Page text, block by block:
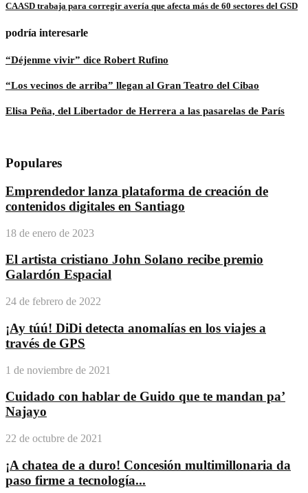
CAASD trabaja para corregir avería que afecta más de 60 sectores del GSD
podría interesarle
“Déjenme vivir” dice Robert Rufino
“Los vecinos de arriba” llegan al Gran Teatro del Cibao
Elisa Peña, del Libertador de Herrera a las pasarelas de París
Populares
Emprendedor lanza plataforma de creación de
contenidos digitales en Santiago
18 de enero de 2023
El artista cristiano John Solano recibe premio
Galardón Espacial
24 de febrero de 2022
¡Ay túú! DiDi detecta anomalías en los viajes a
través de GPS
1 de noviembre de 2021
Cuidado con hablar de Guido que te mandan pa’
Najayo
22 de octubre de 2021
¡A chatea de a duro! Concesión multimillonaria da
paso firme a tecnología...